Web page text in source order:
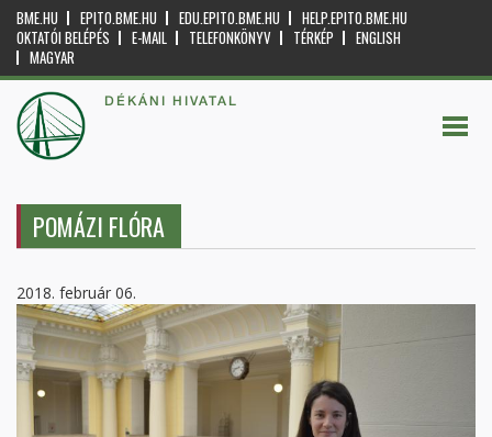
BME.HU EPITO.BME.HU EDU.EPITO.BME.HU
HELP.EPITO.BME.HU
OKTATÓI BELÉPÉS
E-MAIL TELEFONKÖNYV TÉRKÉP
ENGLISH
MAGYAR
DÉKÁNI HIVATAL
POMÁZI FLÓRA
2018. február 06.